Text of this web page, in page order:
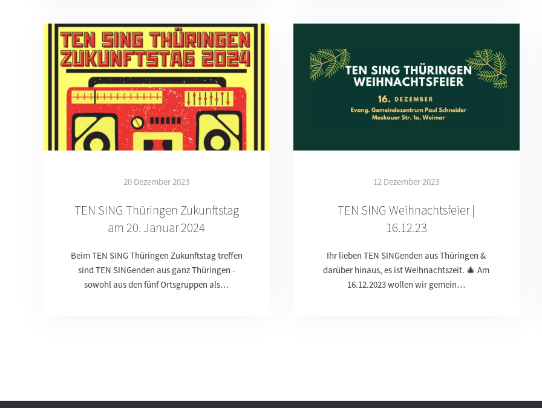
20 Dezember 2023
TEN SING Thüringen Zukunftstag
am 20. Januar 2024
Beim TEN SING Thüringen Zukunftstag treffen
sind TEN SINGenden aus ganz Thüringen -
sowohl aus den fünf Ortsgruppen als…
12 Dezember 2023
TEN SING Weihnachtsfeier |
16.12.23
Ihr lieben TEN SINGenden aus Thüringen &
darüber hinaus, es ist Weihnachtszeit. 🎄 Am
16.12.2023 wollen wir gemein…